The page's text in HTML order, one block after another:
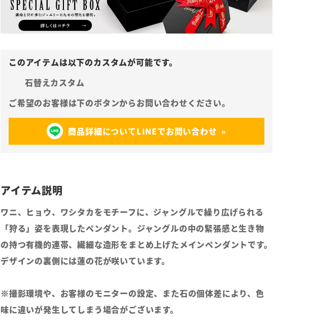
石替えカスタム
商品詳細についてLINEでお問い合わせ
ワニ、ヒョウ、ワシタカをモチーフに、ジャングルで繰り広げられる
「狩る」姿を表現したペンダント。ジャングルの中の緊張感と生き物
の持つ有機的連帯、繊細な造形をまとめ上げたメインペンダントです。
デザインの裏側には蓮の花が咲いています。
※撮影環境や、お客様のモニターの設定、また石の個体差により、色
味に違いが発生してしまう場合がございます。